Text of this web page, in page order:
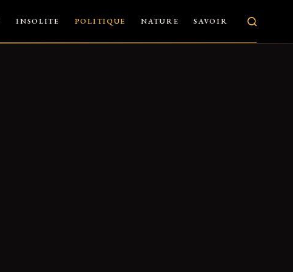
INSOLITE POLITIQUE NATURE SAVOIR